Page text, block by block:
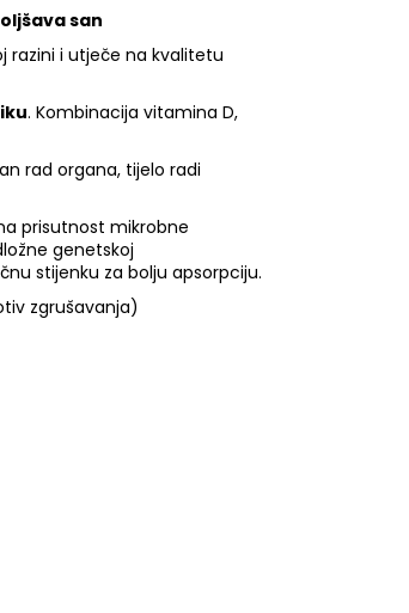
san
razini i utječe na kvalitetu
. Kombinacija vitamina D,
rad organa, tijelo radi
prisutnost mikrobne
genetskoj
stijenku za bolju apsorpciju.
zgrušavanja)